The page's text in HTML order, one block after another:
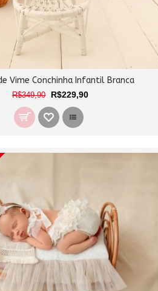
Vime Conchinha Infantil Branca
R$349,90 R$229,90